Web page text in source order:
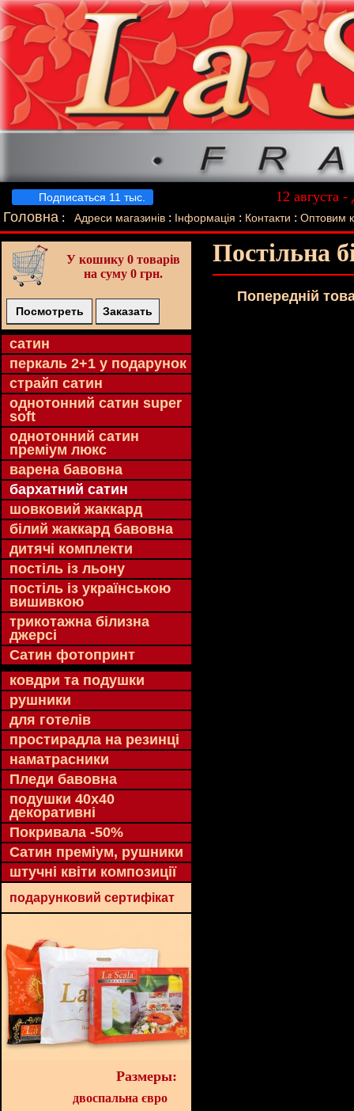
Подписаться 11 тыс.
12 августа
Лучший
Головна : Адреси магазинів : Інформація : Контакти : Оптовим
У кошику 0 товарів
на суму 0 грн.
Посмотреть Заказать
cатин
перкаль 2+1 у подарунок
страйп сатин
однотонний сатин super
soft
однотонний сатин
преміум люкс
варена бавовна
бархатний сатин
шовковий жаккард
білий жаккард бавовна
дитячі комплекти
постіль із льону
постіль із українською
вишивкою
трикотажна білизна
джерсі
Сатин фотопринт
ковдри та подушки
рушники
для готелів
простирадла на резинці
наматрасники
Пледи бавовна
подушки 40х40
декоративні
Покривала -50%
Сатин преміум, рушники
штучні квіти композиції
подарунковий сертифікат
Размеры:
двоспальна євро
Постільна
Попереднiй